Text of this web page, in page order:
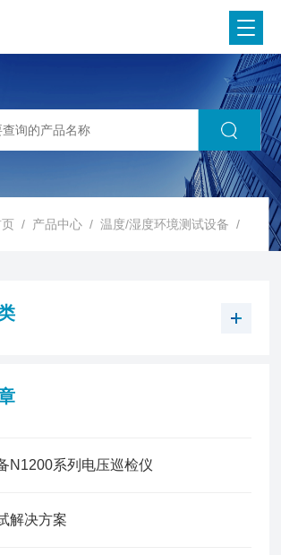
/ 产品中心 /温度/湿度环境测试设备 /
N1200系列电压巡检仪
解决方案